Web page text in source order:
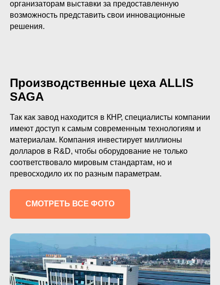
организаторам выставки за предоставленную
возможность представить свои инновационные
решения.
Производственные цеха ALLIS
SAGA
Так как завод находится в КНР, специалисты компании
имеют доступ к самым современным технологиям и
материалам. Компания инвестирует миллионы
долларов в R&D, чтобы оборудование не только
соответствовало мировым стандартам, но и
превосходило их по разным параметрам.
СМОТРЕТЬ ВСЕ ФОТО
Укажите номер телефона и ваше имя.
Мы свяжемся с вами сегодня в рабочее
время.
Если у вас есть документация, которая
поможем нам лучше понять вашу
задачу — прикрепите её в поле ниже.
Ваш телефон
Ваше имя